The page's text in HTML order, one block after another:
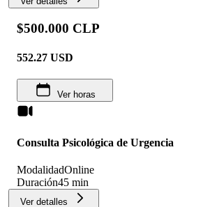
$500.000 CLP
552.27 USD
Ver horas
Consulta Psicológica de Urgencia
ModalidadOnline
Duración45 min
Ver detalles